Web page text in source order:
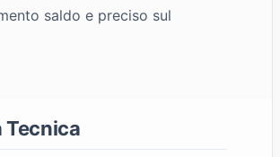
saldo e preciso sul
Tecnica